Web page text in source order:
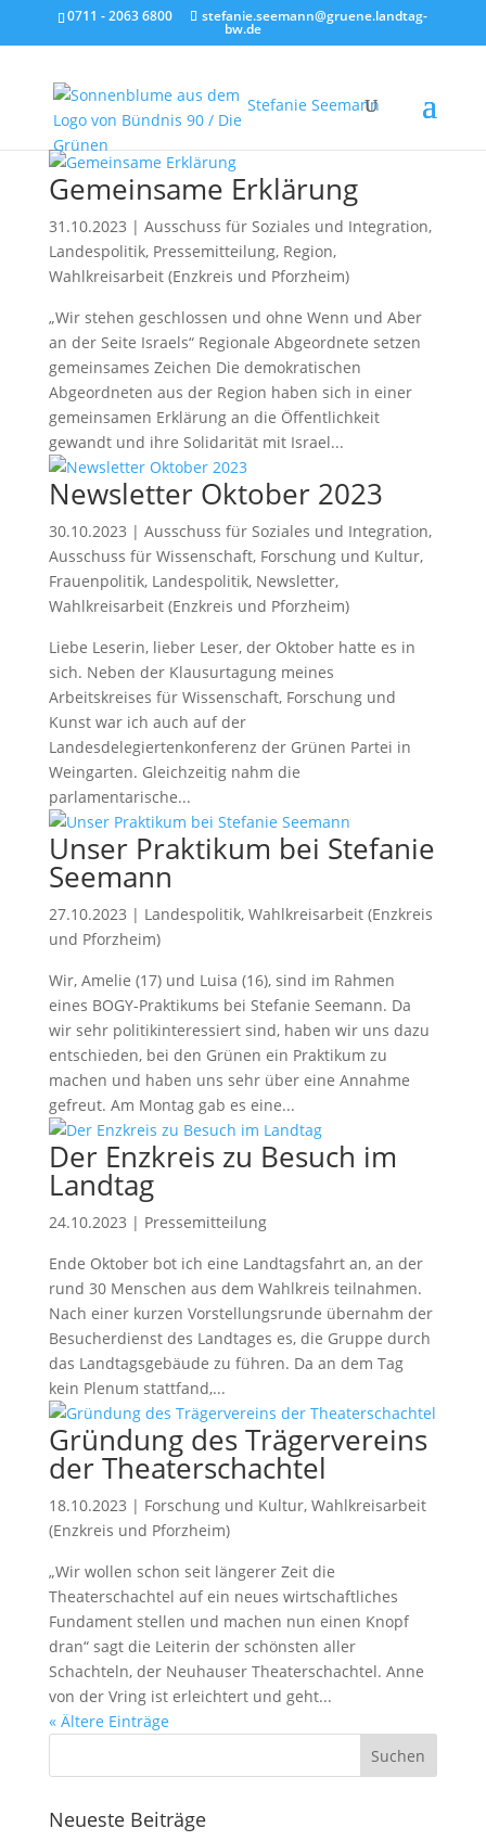
0711 - 2063 6800 stefanie.seemann@gruene.landtag-
bw.de
Stefanie Seemann
Gemeinsame Erklärung
31.10.2023 | Ausschuss für Soziales und Integration,
Landespolitik, Pressemitteilung, Region,
Wahlkreisarbeit (Enzkreis und Pforzheim)
„Wir stehen geschlossen und ohne Wenn und Aber
an der Seite Israels“ Regionale Abgeordnete setzen
gemeinsames Zeichen Die demokratischen
Abgeordneten aus der Region haben sich in einer
gemeinsamen Erklärung an die Öffentlichkeit
gewandt und ihre Solidarität mit Israel...
Newsletter Oktober 2023
30.10.2023 | Ausschuss für Soziales und Integration,
Ausschuss für Wissenschaft, Forschung und Kultur,
Frauenpolitik, Landespolitik, Newsletter,
Wahlkreisarbeit (Enzkreis und Pforzheim)
Liebe Leserin, lieber Leser, der Oktober hatte es in
sich. Neben der Klausurtagung meines
Arbeitskreises für Wissenschaft, Forschung und
Kunst war ich auch auf der
Landesdelegiertenkonferenz der Grünen Partei in
Weingarten. Gleichzeitig nahm die
parlamentarische...
Unser Praktikum bei Stefanie
Seemann
27.10.2023 | Landespolitik, Wahlkreisarbeit (Enzkreis
und Pforzheim)
Wir, Amelie (17) und Luisa (16), sind im Rahmen
eines BOGY-Praktikums bei Stefanie Seemann. Da
wir sehr politikinteressiert sind, haben wir uns dazu
entschieden, bei den Grünen ein Praktikum zu
machen und haben uns sehr über eine Annahme
gefreut. Am Montag gab es eine...
Der Enzkreis zu Besuch im
Landtag
24.10.2023 | Pressemitteilung
Ende Oktober bot ich eine Landtagsfahrt an, an der
rund 30 Menschen aus dem Wahlkreis teilnahmen.
Nach einer kurzen Vorstellungsrunde übernahm der
Besucherdienst des Landtages es, die Gruppe durch
das Landtagsgebäude zu führen. Da an dem Tag
kein Plenum stattfand,...
Gründung des Trägervereins
der Theaterschachtel
18.10.2023 | Forschung und Kultur, Wahlkreisarbeit
(Enzkreis und Pforzheim)
„Wir wollen schon seit längerer Zeit die
Theaterschachtel auf ein neues wirtschaftliches
Fundament stellen und machen nun einen Knopf
dran“ sagt die Leiterin der schönsten aller
Schachteln, der Neuhauser Theaterschachtel. Anne
von der Vring ist erleichtert und geht...
« Ältere Einträge
Neueste Beiträge